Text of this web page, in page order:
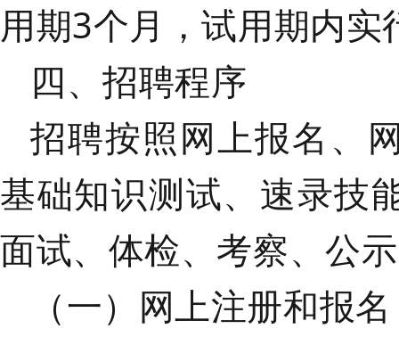
用期3个月，试用期内实
四、招聘程序
招聘按照网上报名、
基础知识测试、速录技
面试、体检、考察、公
（一）网上注册和报名